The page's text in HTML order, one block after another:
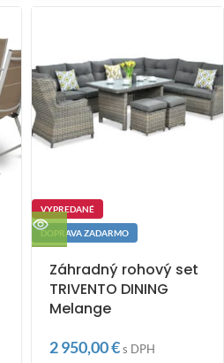
VYPREDANÉ
DOPRAVA ZADARMO
Záhradný rohový set
TRIVENTO DINING
Melange
2 950,00€s DPH